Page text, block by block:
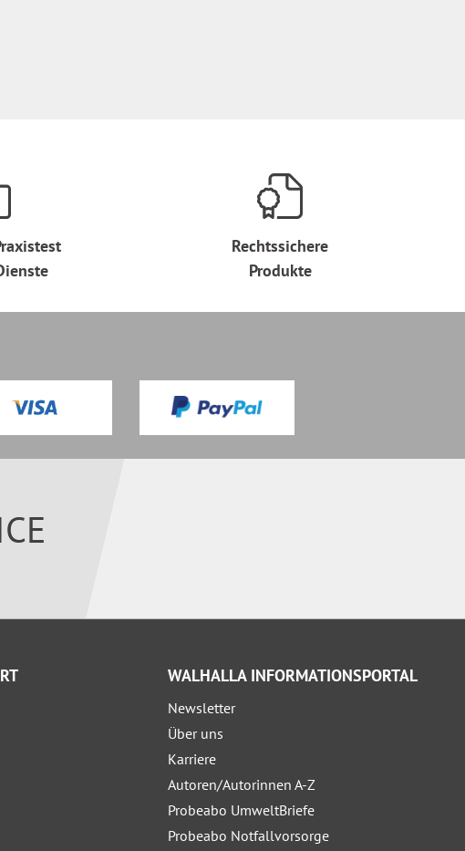
Rechtssichere
Produkte
WALHALLA INFORMATIONSPORTAL
Newsletter
Über uns
Karriere
Autoren/Autorinnen A-Z
Probeabo UmweltBriefe
Probeabo Notfallvorsorge